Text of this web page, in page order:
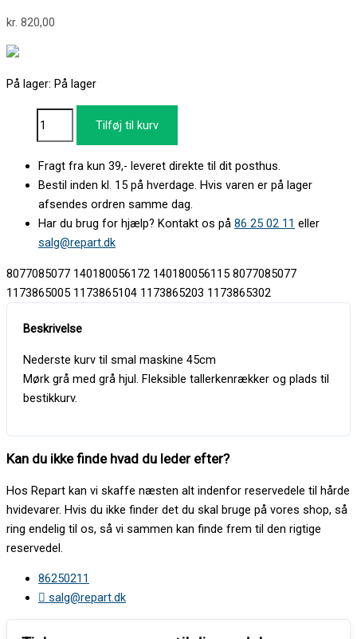
kr. 820,00
På lager: På lager
Tilføj til kurv
Fragt fra kun 39,- leveret direkte til dit posthus.
Bestil inden kl. 15 på hverdage. Hvis varen er på lager
afsendes ordren samme dag.
Har du brug for hjælp? Kontakt os på 86 25 02 11 eller
salg@repart.dk
8077085077 140180056172 140180056115 8077085077
1173865005 1173865104 1173865203 1173865302
Nederste kurv til smal maskine 45cm
Mørk grå med grå hjul. Fleksible tallerkenrækker og plads til
bestikkurv.
Kan du ikke finde hvad du leder efter?
Hos Repart kan vi skaffe næsten alt indenfor reservedele til hårde
hvidevarer. Hvis du ikke finder det du skal bruge på vores shop, så
ring endelig til os, så vi sammen kan finde frem til den rigtige
reservedel.
86250211
salg@repart.dk